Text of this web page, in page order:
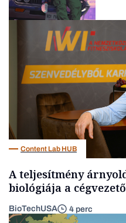
Content Lab HUB
A teljesítmény
biológiája a
BioTechUSA 4 perc